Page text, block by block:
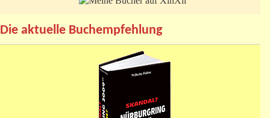
Die aktuelle Buchempfehlung